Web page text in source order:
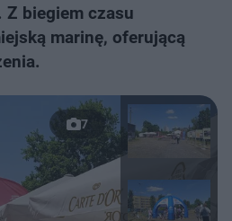
biegiem czasu
marinę, oferującą
7